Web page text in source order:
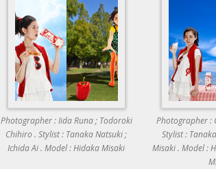
Photographer : Iida Runa ; Todoroki
Chihiro . Stylist : Tanaka Natsuki ;
Ichida Ai . Model : Hidaka Misaki
Photographer :
Stylist :
Misaki . Model :